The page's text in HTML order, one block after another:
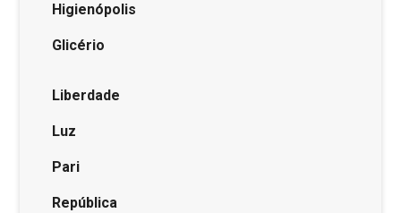
Higienópolis
Glicério
Liberdade
Luz
Pari
República